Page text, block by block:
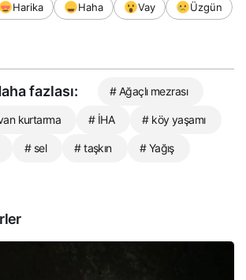
Harika Haha Vay
Üzgün
fazlası: # Ağaçlı mezrası
kurtarma # İHA # köy yaşamı
# sel # taşkın # Yağış